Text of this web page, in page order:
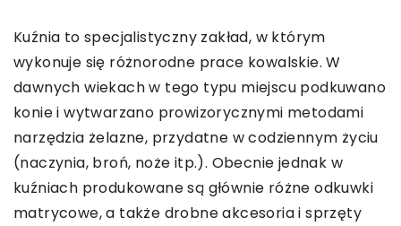
Kuźnia to specjalistyczny zakład, w którym
wykonuje się różnorodne prace kowalskie. W
dawnych wiekach w tego typu miejscu podkuwano
konie i wytwarzano prowizorycznymi metodami
narzędzia żelazne, przydatne w codziennym życiu
(naczynia, broń, noże itp.). Obecnie jednak w
kuźniach produkowane są głównie różne odkuwki
matrycowe, a także drobne akcesoria i sprzęty